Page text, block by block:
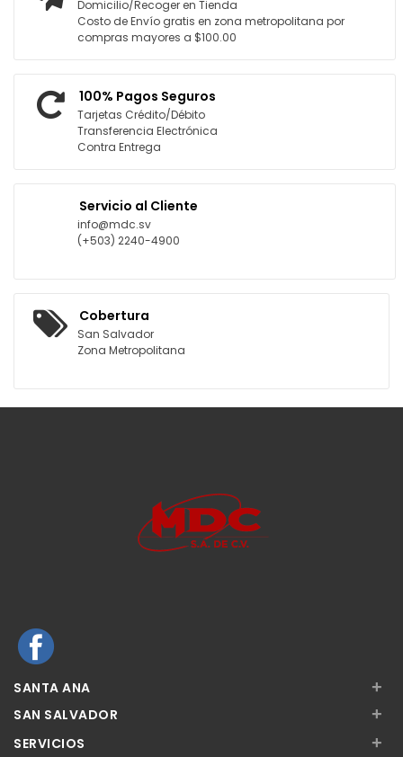
Domicilio/Recoger en Tienda
Costo de Envío gratis en zona metropolitana por
compras mayores a $100.00
100% Pagos Seguros
Tarjetas Crédito/Débito
Transferencia Electrónica
Contra Entrega
Servicio al Cliente
info@mdc.sv
(+503) 2240-4900
Cobertura
San Salvador
Zona Metropolitana
SANTA ANA +
SAN SALVADOR +
SERVICIOS +